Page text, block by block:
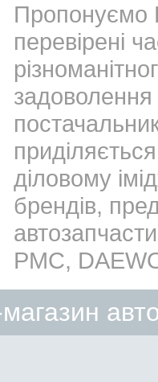
Пропонуємо
перевірені
діловому
брендів,
PMC,